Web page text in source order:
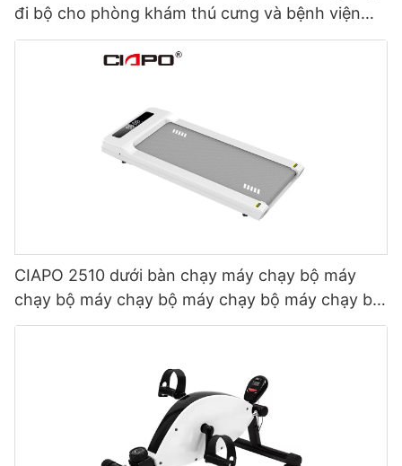
đi bộ cho phòng khám thú cưng và bệnh viện
động vật
CIAPO 2510 dưới bàn chạy máy chạy bộ máy
chạy bộ máy chạy bộ máy chạy bộ máy chạy bộ
máy chạy bộ máy chạy bộ nhà